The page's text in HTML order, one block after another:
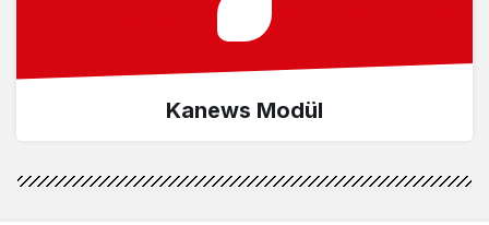
Kanews Modül